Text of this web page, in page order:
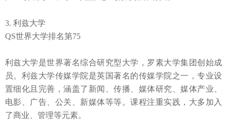
3. 利兹大学
QS世界大学排名第75
利兹大学是世界著名综合研究型大学，罗素大学集团创始成
员。利兹大学传媒学院是英国著名的传媒学院之一，专业设
置细化且完善，涵盖了新闻、传播、媒体研究、媒体产业、
电影、广告、公关、新媒体等等。课程注重实践，大多加入
了商业、管理等元素。